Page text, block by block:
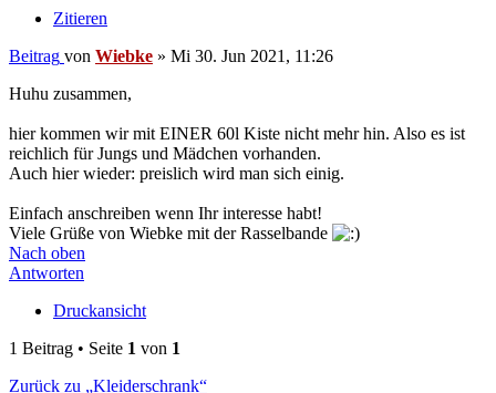
Zitieren
Beitrag von Wiebke » Mi 30. Jun 2021, 11:26
Huhu zusammen,
hier kommen wir mit EINER 60l Kiste nicht mehr hin. Also es ist
reichlich für Jungs und Mädchen vorhanden.
Auch hier wieder: preislich wird man sich einig.
Einfach anschreiben wenn Ihr interesse habt!
Viele Grüße von Wiebke mit der Rasselbande
Nach oben
Antworten
Druckansicht
1 Beitrag • Seite 1 von 1
Zurück zu „Kleiderschrank“